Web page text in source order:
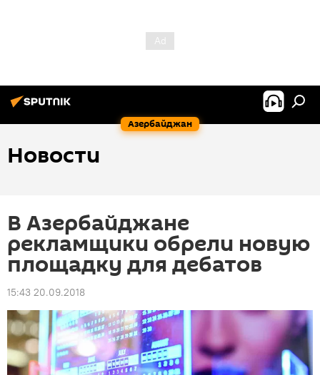
Азербайджан
Новости
В Азербайджане
рекламщики обрели новую
площадку для дебатов
15:43 20.09.2018